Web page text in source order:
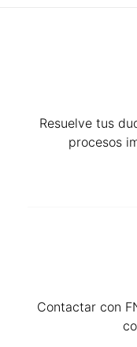
Resuelve tus
procesos
Contactar con